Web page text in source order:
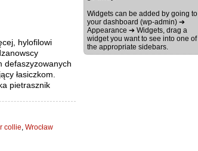
hylofilowi
defaszyzowanych
łasiczkom.
pietrasznik
collie, Wrocław
Widgets can be added by going to
your dashboard (wp-admin) ➔
Appearance ➔ Widgets, drag a
widget you want to see into one of
the appropriate sidebars.